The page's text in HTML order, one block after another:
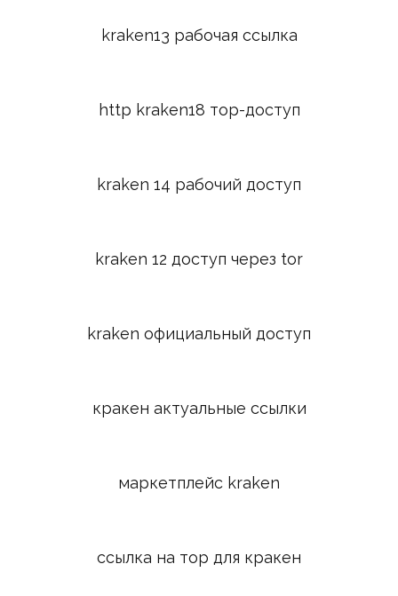
kraken13 рабочая ссылка
http kraken18 тор-доступ
kraken 14 рабочий доступ
kraken 12 доступ через tor
kraken официальный доступ
кракен актуальные ссылки
маркетплейс kraken
ссылка на тор для кракен